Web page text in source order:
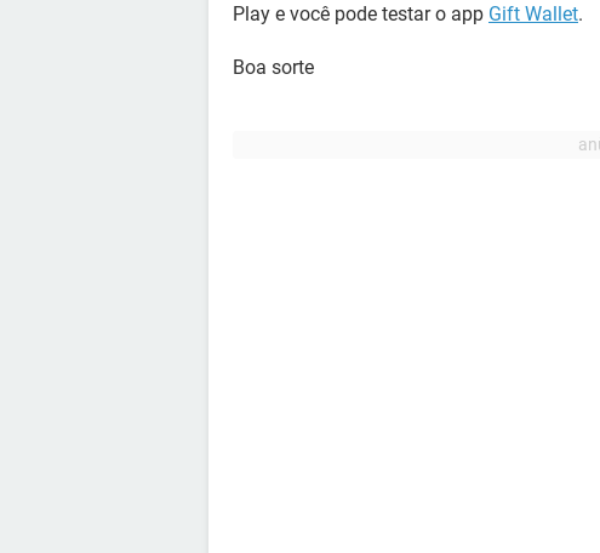
Play e você pode testar o app Gift Wallet.
Boa sorte